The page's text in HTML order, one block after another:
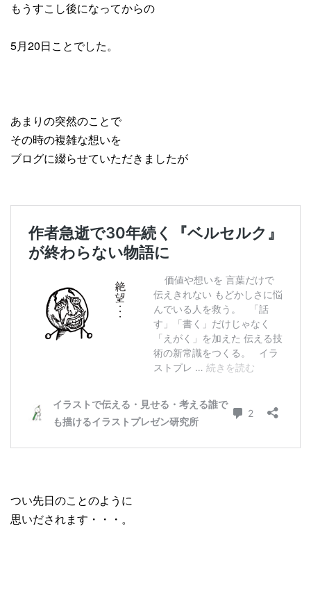
もうすこし後になってからの
5月20日ことでした。
あまりの突然のことで
その時の複雑な想いを
ブログに綴らせていただきましたが
つい先日のことのように
思いだされます・・・。